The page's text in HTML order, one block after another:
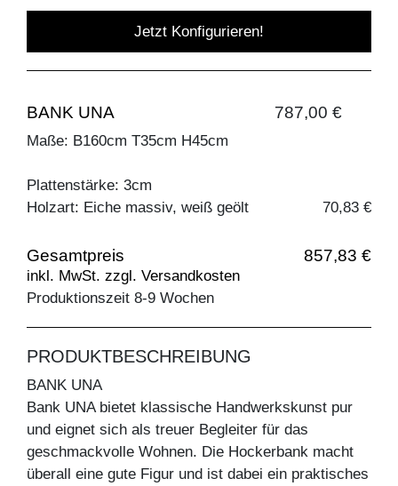
Jetzt Konfigurieren!
BANK UNA 787,00 €
Maße: B160cm T35cm H45cm
Plattenstärke: 3cm
Holzart: Eiche massiv, weiß geölt
70,83 €
Gesamtpreis 857,83 €
inkl. MwSt. zzgl. Versandkosten
Produktionszeit 8-9 Wochen
PRODUKTBESCHREIBUNG
BANK UNA
Bank UNA bietet klassische Handwerkskunst pur
und eignet sich als treuer Begleiter für das
geschmackvolle Wohnen. Die Hockerbank macht
überall eine gute Figur und ist dabei ein praktisches